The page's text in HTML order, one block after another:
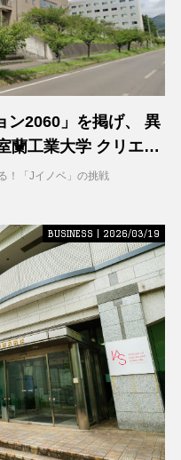
ン2060」を掲げ、 異
蘭工業大学 クリエイ
ター（CCC）
！「Jイノベ」の挑戦
BUSINESS | 2026/03/19